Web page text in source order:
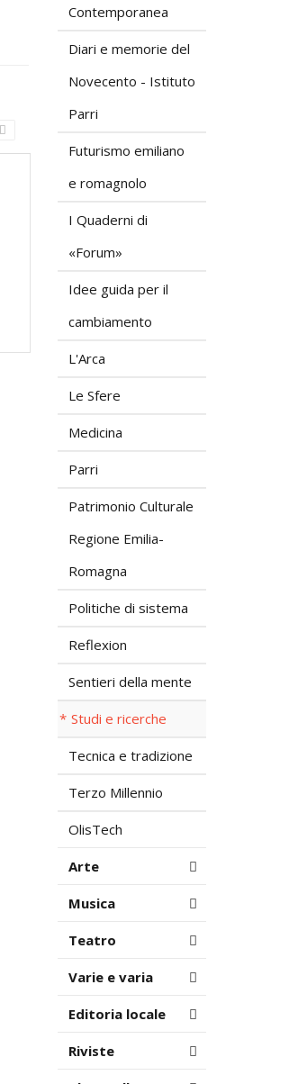
Contemporanea
Diari e memorie del
Novecento - Istituto
Parri
Futurismo emiliano
e romagnolo
I Quaderni di
«Forum»
Idee guida per il
cambiamento
L'Arca
Le Sfere
Medicina
Parri
Patrimonio Culturale
Regione Emilia-
Romagna
Politiche di sistema
Reflexion
Sentieri della mente
Studi e ricerche
Tecnica e tradizione
Terzo Millennio
OlisTech
Arte
Musica
Teatro
Varie e varia
Editoria locale
Riviste